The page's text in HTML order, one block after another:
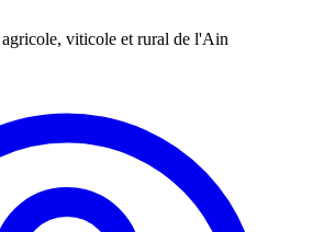
viticole et rural de l'Ain